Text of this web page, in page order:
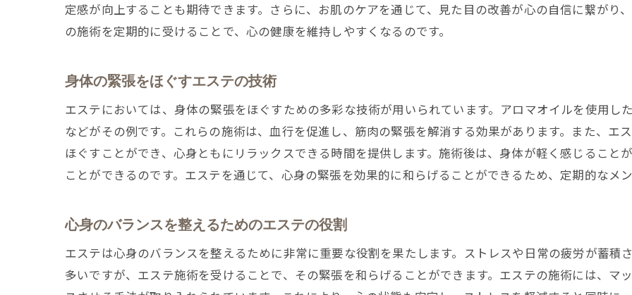
エステを通じた自己再生のプロセス
エステがもたらすポジティブな自己変革
感情の安定を促すエステの技法
エステで心の健康を保つ秘訣
心と体を結びつけるエステのアプローチ
エステで整える感情の調和
究極のリラクゼーションを実現するためのエステの魅力
エステの技術が生む至福のひととき
身体と心を癒すエステの総合力
定感が向上することも期待できます。さらに、お肌のケアを通じて、見た目の改善が心の自信に繋がり
の施術を定期的に受けることで、心の健康を維持しやすくなるのです。
身体の緊張をほぐすエステの技術
エステにおいては、身体の緊張をほぐすための多彩な技術が用いられています。アロマオイルを使用し
などがその例です。これらの施術は、血行を促進し、筋肉の緊張を解消する効果があります。また、エ
ほぐすことができ、心身ともにリラックスできる時間を提供します。施術後は、身体が軽く感じること
ことができるのです。エステを通じて、心身の緊張を効果的に和らげることができるため、定期的なメ
心身のバランスを整えるためのエステの役割
エステは心身のバランスを整えるために非常に重要な役割を果たします。ストレスや日常の疲労が蓄積
多いですが、エステ施術を受けることで、その緊張を和らげることができます。エステの施術には、マ